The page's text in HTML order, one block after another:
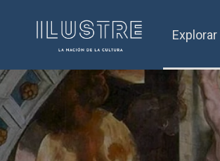
Explorar